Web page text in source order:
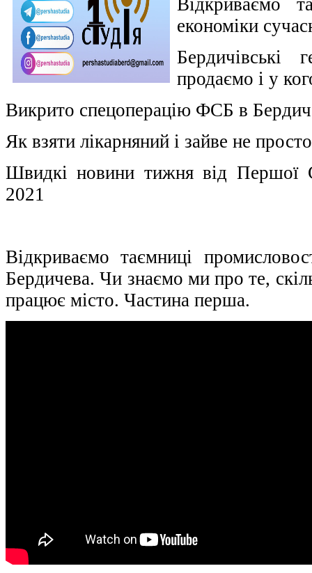
економіки
Бердичівські
продаємо і у
Викрито спецоперацію ФСБ в
Як взяти лікарняний і зайве не
Швидкі новини тижня від Першої
2021
Відкриваємо таємниці
Бердичева. Чи знаємо ми про те,
працює місто. Частина перша.